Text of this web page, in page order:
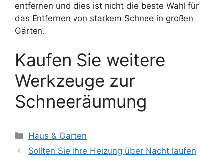
entfernen und dies ist nicht die beste Wahl für
das Entfernen von starkem Schnee in großen
Gärten.
Kaufen Sie weitere
Werkzeuge zur
Schneeräumung
Kategorien
Haus & Garten
Sollten Sie Ihre Heizung über Nacht laufen